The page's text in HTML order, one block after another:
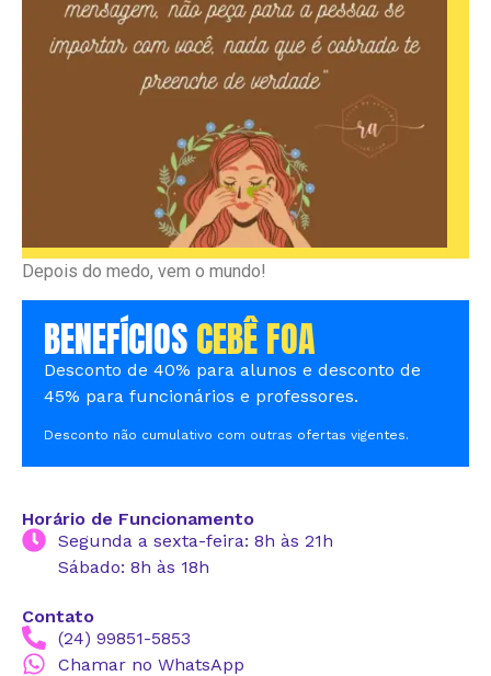
Depois do medo, vem o mundo!
BENEFÍCIOSCEBÊ FOA
Desconto de 40% para alunos e desconto de
45% para funcionários e professores.
Desconto não cumulativo com outras ofertas vigentes.
Horário de Funcionamento
Segunda a sexta-feira: 8h às 21h
Sábado: 8h às 18h
Contato
(24) 99851-5853
Chamar no WhatsApp